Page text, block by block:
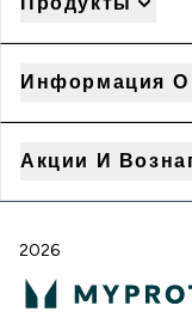
Информация О
Акции И
2026